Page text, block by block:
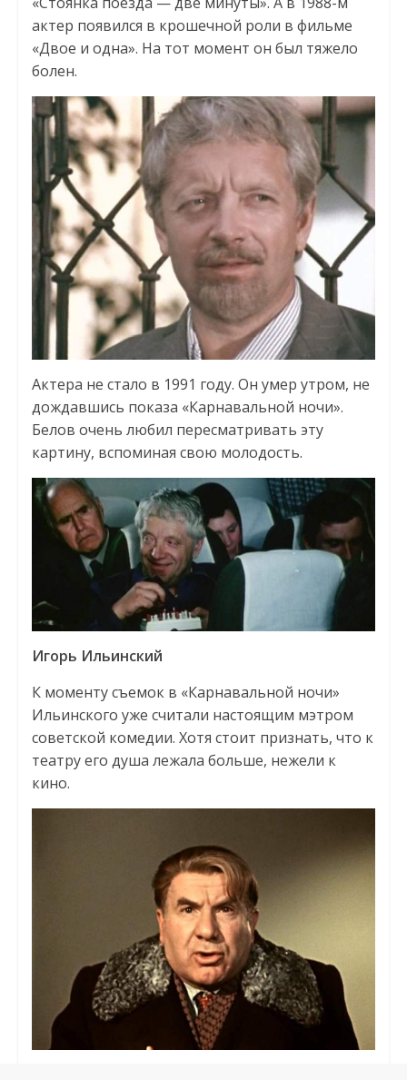
актер появился в крошечной роли в фильме
«Двое и одна». На тот момент он был тяжело
болен.
Актера не стало в 1991 году. Он умер утром, не
дождавшись показа «Карнавальной ночи».
Белов очень любил пересматривать эту
картину, вспоминая свою молодость.
Игорь Ильинский
К моменту съемок в «Карнавальной ночи»
Ильинского уже считали настоящим мэтром
советской комедии. Хотя стоит признать, что к
театру его душа лежала больше, нежели к
кино.